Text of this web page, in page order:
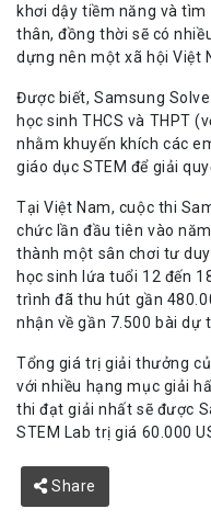
khơi dậy tiềm năng và
thân, đồng thời sẽ có
dựng nên một xã hội Việt
Được biết, Samsung
học sinh THCS và THPT
nhằm khuyến khích các
giáo dục STEM để giải
Tại Việt Nam, cuộc thi
chức lần đầu tiên vào
thành một sân chơi tư
học sinh lứa tuổi 12 đến
trình đã thu hút gần
nhận về gần 7.500 bài dự
Tổng giá trị giải thưởng
với nhiều hạng mục giải
thi đạt giải nhất sẽ được
STEM Lab trị giá 60.000
Share